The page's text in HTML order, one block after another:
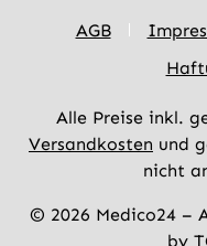
AGB
Alle Preise inkl.
Versandkosten und
nicht
© 2026 Medico24 –
by